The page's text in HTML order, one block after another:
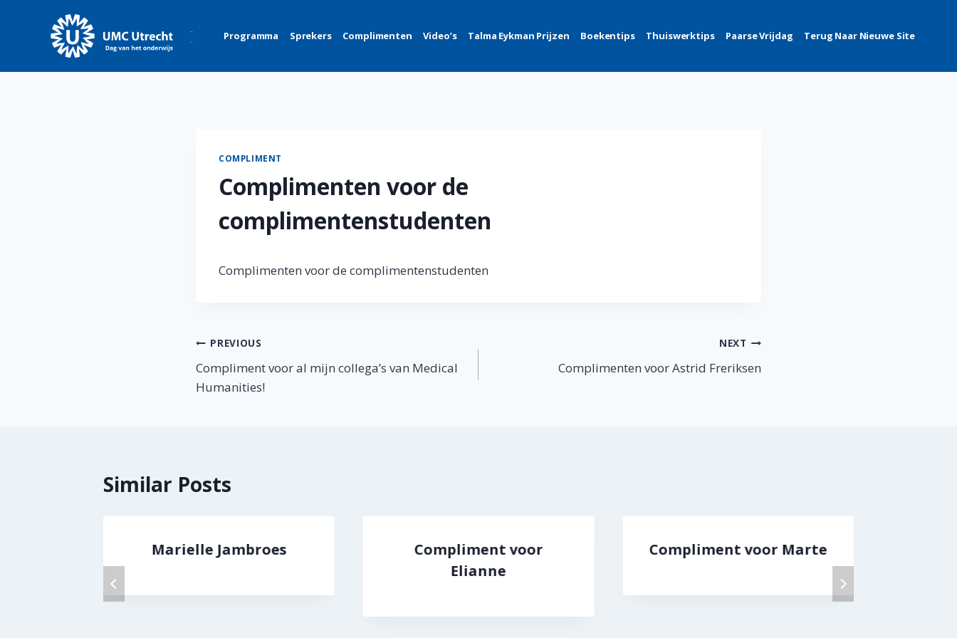
Programma Sprekers Complimenten Video’s Talma Eykman Prijzen Boekentips Thuiswerktips Paarse Vrijdag Terug Naar Nieuwe Site
COMPLIMENT
Complimenten voor de
complimentenstudenten
Complimenten voor de complimentenstudenten
Berichtnavigatie
PREVIOUS
Compliment voor al mijn collega’s van Medical
Humanities!
NEXT
Complimenten voor Astrid Freriksen
Similar Posts
Marielle Jambroes
Compliment voor
Elianne
Compliment voor Marte